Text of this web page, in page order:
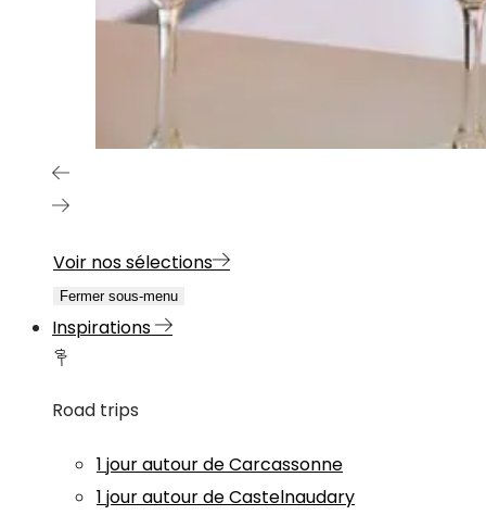
Voir nos sélections
Fermer sous-menu
Inspirations
Road trips
1 jour autour de Carcassonne
1 jour autour de Castelnaudary